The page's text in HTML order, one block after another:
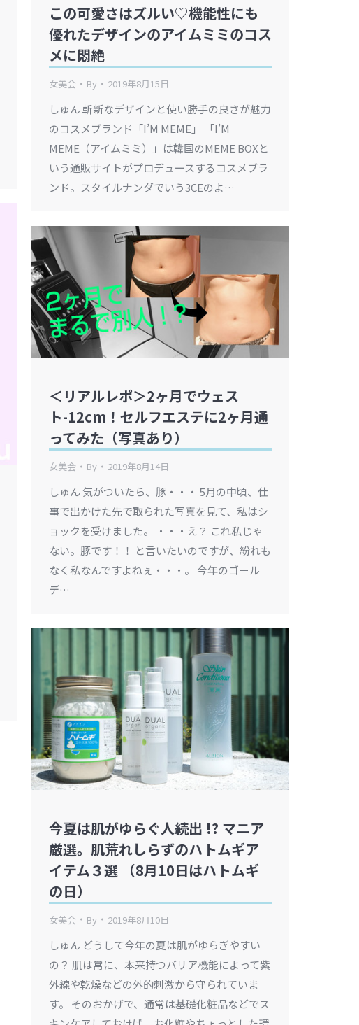
この可愛さはズルい♡機能性にも
優れたデザインのアイムミミのコス
メに悶絶
女美会 By 2019年8月15日
しゅん 斬新なデザインと使い勝手の良さが魅力
のコスメブランド「I’M MEME」 「I’M
MEME（アイムミミ）」は韓国のMEME BOXと
いう通販サイトがプロデュースするコスメブラ
ンド。スタイルナンダでいう3CEのよ…
＜リアルレポ＞2ヶ月でウェス
ト-12cm！セルフエステに2ヶ月通
ってみた（写真あり）
女美会 By 2019年8月14日
しゅん 気がついたら、豚・・・ 5月の中頃、仕
事で出かけた先で取られた写真を見て、私はシ
ョックを受けました。 ・・・え？ これ私じゃ
ない。豚です！！ と言いたいのですが、紛れも
なく私なんですよねぇ・・・。 今年のゴール
デ…
今夏は肌がゆらぐ人続出 !? マニア
厳選。肌荒れしらずのハトムギア
イテム３選 （8月10日はハトムギ
の日）
女美会 By 2019年8月10日
しゅん どうして今年の夏は肌がゆらぎやすい
の？ 肌は常に、本来持つバリア機能によって紫
外線や乾燥などの外的刺激から守られていま
す。 そのおかげで、通常は基礎化粧品などでス